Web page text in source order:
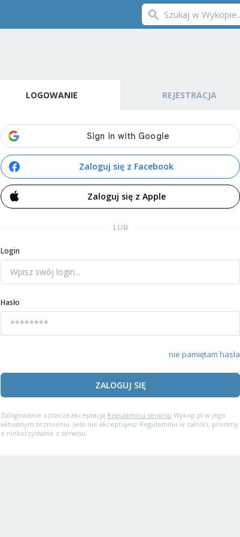
LOGOWANIE REJESTRACJA
Zaloguj się z Facebook
Zaloguj się z Apple
LUB
Login
Hasło
nie pamiętam hasła
ZALOGUJ SIĘ
Zalogowanie oznacza akceptację Regulaminu serwisu Wykop.pl w jego
aktualnym brzmieniu. Jeśli nie akceptujesz Regulaminu w całości, prosimy
o niekorzystanie z serwisu.